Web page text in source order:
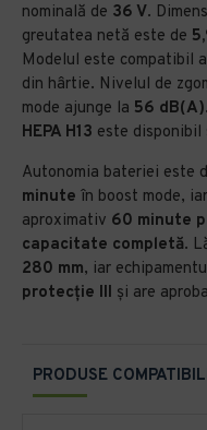
PRODUSE
nominală de 36 V.
greutatea netă este de
Modelul este compatibil
din hârtie. Nivelul de
mode ajunge la 56 dB(A)
HEPA H13 este disponibil
Autonomia bateriei este
minute în boost mode,
aproximativ 60 minute
capacitate completă.
280 mm, iar
protecție III și are